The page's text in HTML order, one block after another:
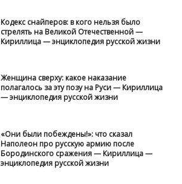
Кодекс снайперов: в кого нельзя было
стрелять на Великой Отечественной —
Кириллица — энциклопедия русской жизни
Женщина сверху: какое наказание
полагалось за эту позу на Руси — Кириллица
— энциклопедия русской жизни
«Они были побеждены!»: что сказал
Наполеон про русскую армию после
Бородинского сражения — Кириллица —
энциклопедия русской жизни